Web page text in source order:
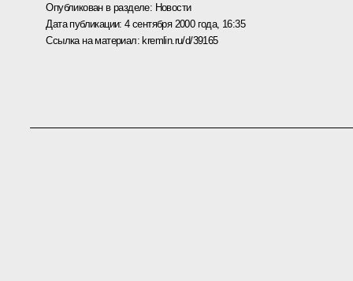
Опубликован в разделе: Новости
Дата публикации:4 сентября 2000 года, 16:35
Ссылка на материал:kremlin.ru/d/39165